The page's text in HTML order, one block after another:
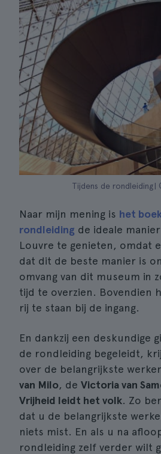
Tijdens de
Naar mijn mening is het
rondleiding de ideale
Louvre te genieten, omdat
dat dit de beste manier is
omvang van dit museum in
tijd te overzien. Bovendien
rij te staan bij de ingang.
En dankzij een deskundige
de rondleiding begeleidt,
over de belangrijkste
van Milo, de Victoria van
Vrijheid leidt het volk. Zo
dat u de belangrijkste
niets mist. En als u na
rondleiding zelf verder wilt